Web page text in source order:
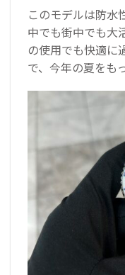
このモデルは防水
中でも街中でも大
の使用でも快適に
で、今年の夏をも